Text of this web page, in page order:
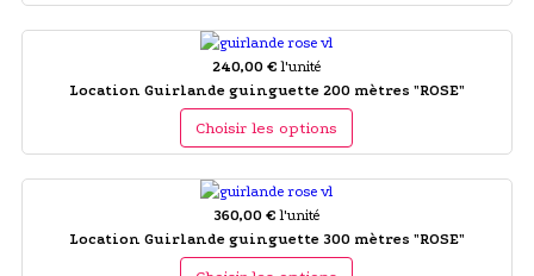
240,00 € l'unité
Location Guirlande guinguette 200 mètres "ROSE"
Choisir les options
360,00 € l'unité
Location Guirlande guinguette 300 mètres "ROSE"